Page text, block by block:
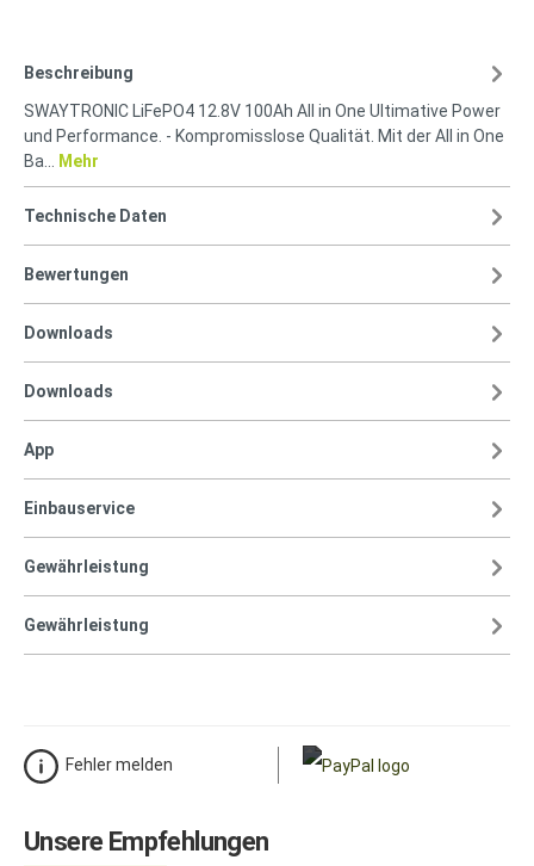
Beschreibung
SWAYTRONIC LiFePO4 12.8V 100Ah All in One Ultimative Power
und Performance. - Kompromisslose Qualität. Mit der All in One
Ba…
Mehr
Technische Daten
Bewertungen
Downloads
Downloads
App
Einbauservice
Gewährleistung
Gewährleistung
Fehler melden
Unsere Empfehlungen